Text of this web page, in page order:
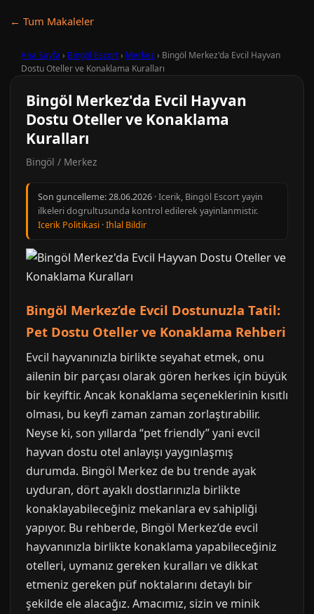
← Tum Makaleler
Ana Sayfa › Bingöl Escort› Merkez› Bingöl Merkez'da Evcil Hayvan
Dostu Oteller ve Konaklama Kuralları
Bingöl Merkez'da Evcil Hayvan
Dostu Oteller ve Konaklama
Kuralları
Bingöl / Merkez
Son guncelleme:28.06.2026 · Icerik, Bingöl Escort yayin
ilkeleri dogrultusunda kontrol edilerek yayinlanmistir.
Icerik Politikasi ·Ihlal Bildir
Bingöl Merkez’de Evcil Dostunuzla Tatil:
Pet Dostu Oteller ve Konaklama Rehberi
Evcil hayvanınızla birlikte seyahat etmek, onu
ailenin bir parçası olarak gören herkes için büyük
bir keyiftir. Ancak konaklama seçeneklerinin kısıtlı
olması, bu keyfi zaman zaman zorlaştırabilir.
Neyse ki, son yıllarda “pet friendly” yani evcil
hayvan dostu otel anlayışı yaygınlaşmış
durumda. Bingöl Merkez de bu trende ayak
uyduran, dört ayaklı dostlarınızla birlikte
konaklayabileceğiniz mekanlara ev sahipliği
yapıyor. Bu rehberde, Bingöl Merkez’de evcil
hayvanınızla birlikte konaklama yapabileceğiniz
otelleri, uymanız gereken kuralları ve dikkat
etmeniz gereken püf noktalarını detaylı bir
şekilde ele alacağız. Amacımız, sizin ve minik